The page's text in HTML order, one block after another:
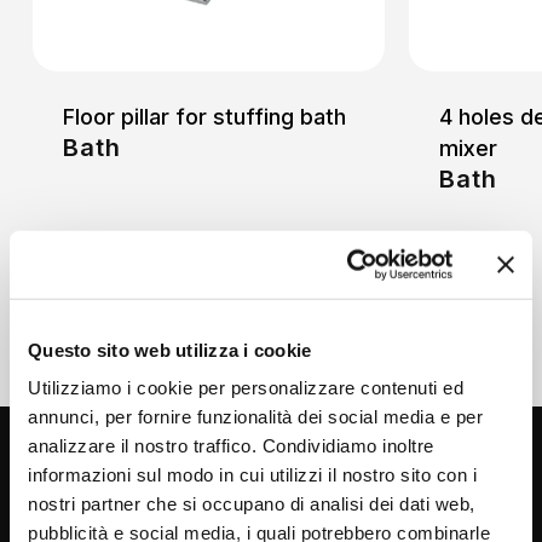
Questo sito web utilizza i cookie
Utilizziamo i cookie per personalizzare contenuti ed
annunci, per fornire funzionalità dei social media e per
analizzare il nostro traffico. Condividiamo inoltre
informazioni sul modo in cui utilizzi il nostro sito con i
nostri partner che si occupano di analisi dei dati web,
pubblicità e social media, i quali potrebbero combinarle
Floor pillar for stuffing bath
Bath
4 holes
mixer
Bath